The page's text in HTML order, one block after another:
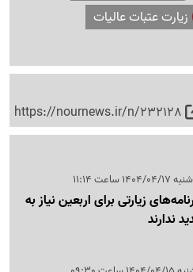
زیارت عتبات عالیات
https://nournews.ir/n/232128
17 ساعت 11:14
زیارتی برای اربعین نیاز به
ندارند